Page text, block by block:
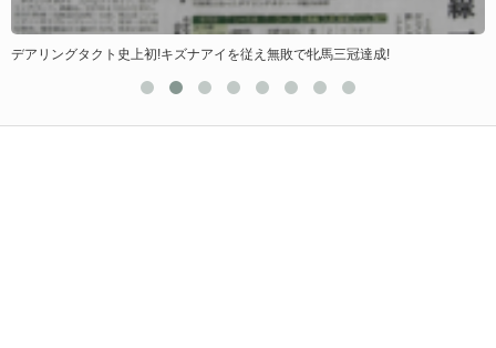
デアリングタクト史上初!キズナアイを従え無敗で牝馬三冠達成!